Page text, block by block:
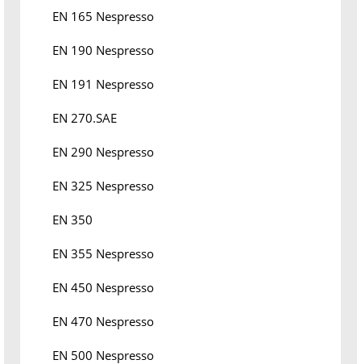
EN 165 Nespresso
EN 190 Nespresso
EN 191 Nespresso
EN 270.SAE
EN 290 Nespresso
EN 325 Nespresso
EN 350
EN 355 Nespresso
EN 450 Nespresso
EN 470 Nespresso
EN 500 Nespresso